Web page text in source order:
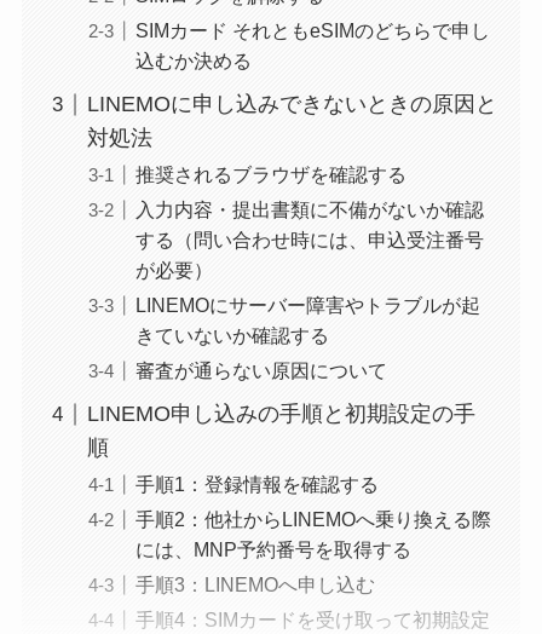
SIMカード それともeSIMのどちらで申し
込むか決める
LINEMOに申し込みできないときの原因と
対処法
推奨されるブラウザを確認する
入力内容・提出書類に不備がないか確認
する（問い合わせ時には、申込受注番号
が必要）
LINEMOにサーバー障害やトラブルが起
きていないか確認する
審査が通らない原因について
LINEMO申し込みの手順と初期設定の手
順
手順1：登録情報を確認する
手順2：他社からLINEMOへ乗り換える際
には、MNP予約番号を取得する
手順3：LINEMOへ申し込む
手順4：SIMカードを受け取って初期設定